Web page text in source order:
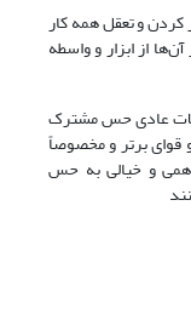
کردن و تعقل همه کار
از ابزار و واسطه
عادی حس مشترک
قوای برتر و مخصوصاً
و خیالی به حس